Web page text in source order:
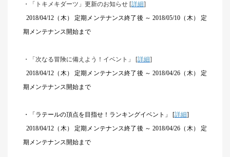
・「トキメキダーツ」更新のお知らせ [詳細]
2018/04/12 （木） 定期メンテナンス終了後 ～ 2018/05/10（木） 定
期メンテナンス開始まで
・「次なる冒険に備えよう！イベント」 [詳細]
2018/04/12 （木） 定期メンテナンス終了後 ～ 2018/04/26（木） 定
期メンテナンス開始まで
・「ラテールの頂点を目指せ！ランキングイベント」 [詳細]
2018/04/12 （木） 定期メンテナンス終了後 ～ 2018/04/26（木） 定
期メンテナンス開始まで